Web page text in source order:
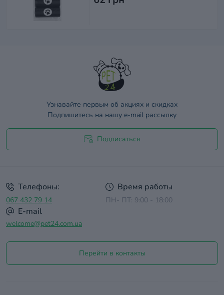
Узнавайте первым об акциях и скидках
Подпишитесь на нашу e-mail рассылку
Подписаться
Телефоны:
067 432 79 14
Время работы
ПН- ПТ: 9:00 - 18:00
E-mail
welcome@pet24.com.ua
Перейти в контакты